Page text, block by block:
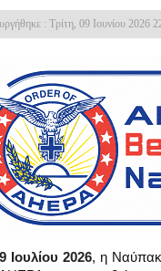
: Τρίτη, 09 Ιουνίου 2026
Ιουλίου 2026, η